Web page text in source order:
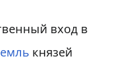
вход в
князей